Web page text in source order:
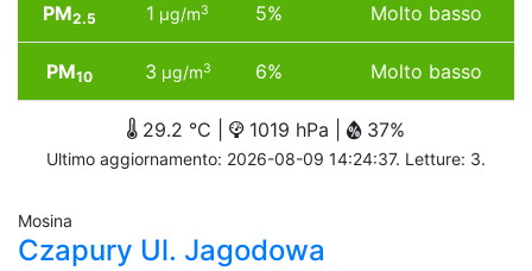
PM2.5 1 µg/m3 5% Molto basso
PM10 3 µg/m3 6% Molto basso
29.2 °C | 1019 hPa | 37%
Ultimo aggiornamento: 2026-08-09 14:24:37. Letture: 3.
Mosina
Czapury Ul. Jagodowa